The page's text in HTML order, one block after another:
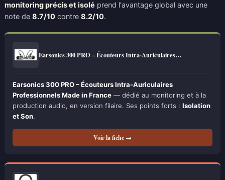
monitoring précis et isolé prend l'avantage global avec une
note de 8.7/10 contre 8.2/10.
Earsonics 300 PRO – Écouteurs Intra-Auriculaires…
Earsonics 300 PRO – Écouteurs Intra-Auriculaires
Professionnels Made in France — dédié au monitoring et à la
production audio, en version filaire. Ses points forts : Isolation
et Son.
Voir la fiche →